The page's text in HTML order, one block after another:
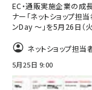
EC・通販実施企業の成
ナー「ネットショップ担
ンDay ～」を5月26日（
ネットショップ担当
5月25日 9:00